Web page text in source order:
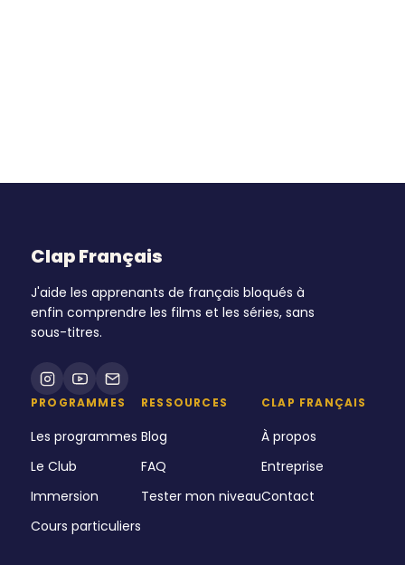
Clap Français
J'aide les apprenants de français bloqués à
enfin comprendre les films et les séries, sans
sous-titres.
PROGRAMMES
Les programmes
Le Club
Immersion
Cours particuliers
RESSOURCES
Blog
FAQ
Tester mon niveau
CLAP FRANÇAIS
À propos
Entreprise
Contact